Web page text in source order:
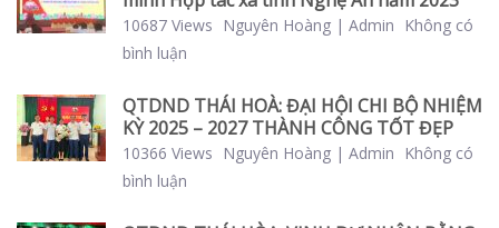
10687 Views Nguyên Hoàng | Admin
Không có
bình luận
QTDND THÁI HOÀ: ĐẠI HỘI CHI BỘ NHIỆM
KỲ 2025 – 2027 THÀNH CÔNG TỐT ĐẸP
10366 Views Nguyên Hoàng | Admin
Không có
bình luận